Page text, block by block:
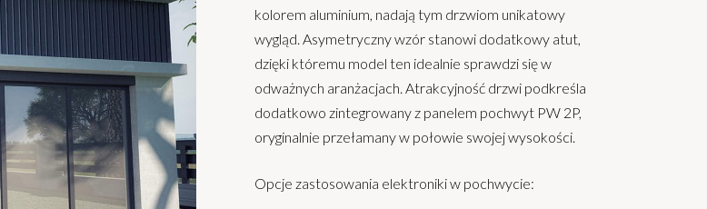
kolorem aluminium, nadają tym drzwiom unikatowy
wygląd. Asymetryczny wzór stanowi dodatkowy atut,
dzięki któremu model ten idealnie sprawdzi się w
odważnych aranżacjach. Atrakcyjność drzwi podkreśla
dodatkowo zintegrowany z panelem pochwyt PW 2P,
oryginalnie przełamany w połowie swojej wysokości.
Opcje zastosowania elektroniki w pochwycie: